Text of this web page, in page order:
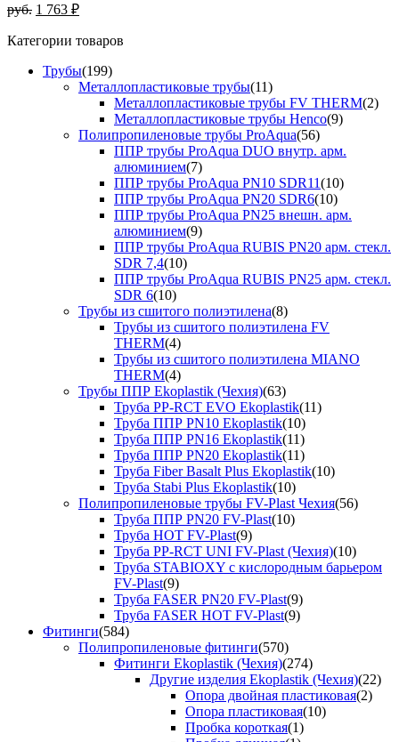
руб. 1 763 ₽
Категории товаров
Трубы(199)
Металлопластиковые трубы(11)
Металлопластиковые трубы FV THERM(2)
Металлопластиковые трубы Henco(9)
Полипропиленовые трубы ProAqua(56)
ППР трубы ProAqua DUO внутр. арм.
алюминием(7)
ППР трубы ProAqua PN10 SDR11(10)
ППР трубы ProAqua PN20 SDR6(10)
ППР трубы ProAqua PN25 внешн. арм.
алюминием(9)
ППР трубы ProAqua RUBIS PN20 арм. стекл.
SDR 7,4(10)
ППР трубы ProAqua RUBIS PN25 арм. стекл.
SDR 6(10)
Трубы из сшитого полиэтилена(8)
Трубы из сшитого полиэтилена FV
THERM(4)
Трубы из сшитого полиэтилена MIANO
THERM(4)
Трубы ППР Ekoplastik (Чехия)(63)
Труба PP-RCT EVO Ekoplastik(11)
Труба ППР PN10 Ekoplastik(10)
Труба ППР PN16 Ekoplastik(11)
Труба ППР PN20 Ekoplastik(11)
Труба Fiber Basalt Plus Ekoplastik(10)
Труба Stabi Plus Ekoplastik(10)
Полипропиленовые трубы FV-Plast Чехия(56)
Труба ППР PN20 FV-Plast(10)
Труба HOT FV-Plast(9)
Труба PP-RCT UNI FV-Plast (Чехия)(10)
Труба STABIOXY с кислородным барьером
FV-Plast(9)
Труба FASER PN20 FV-Plast(9)
Труба FASER HOT FV-Plast(9)
Фитинги(584)
Полипропиленовые фитинги(570)
Фитинги Ekoplastik (Чехия)(274)
Другие изделия Ekoplastik (Чехия)(22)
Опора двойная пластиковая(2)
Опора пластиковая(10)
Пробка короткая(1)